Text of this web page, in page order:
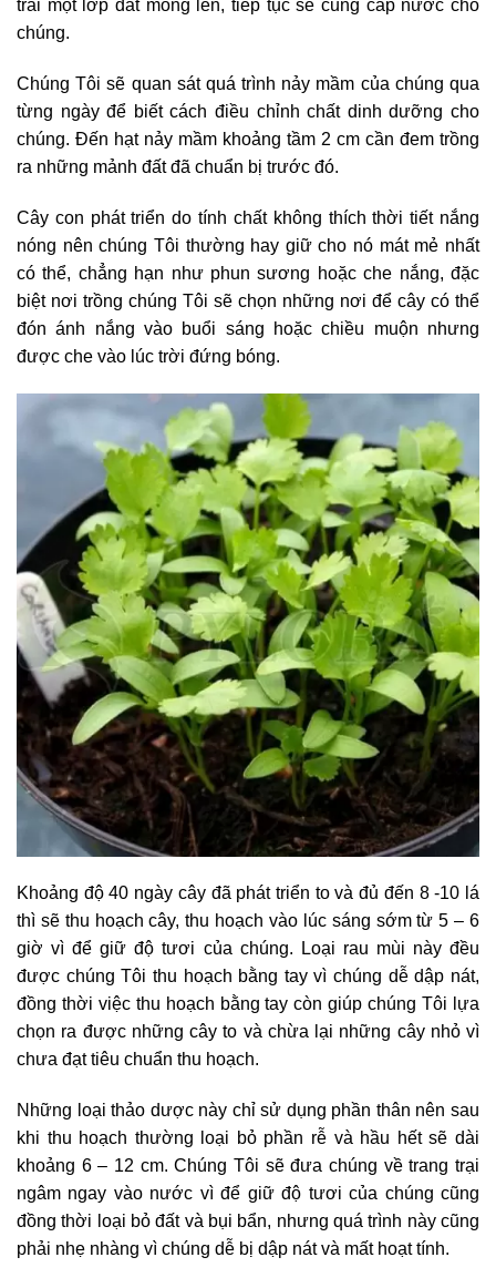
trải một lớp đất mỏng lên, tiếp tục sẽ cung cấp nước cho
chúng.
Chúng Tôi sẽ quan sát quá trình nảy mầm của chúng qua
từng ngày để biết cách điều chỉnh chất dinh dưỡng cho
chúng. Đến hạt nảy mầm khoảng tầm 2 cm cần đem trồng
ra những mảnh đất đã chuẩn bị trước đó.
Cây con phát triển do tính chất không thích thời tiết nắng
nóng nên chúng Tôi thường hay giữ cho nó mát mẻ nhất
có thể, chẳng hạn như phun sương hoặc che nắng, đặc
biệt nơi trồng chúng Tôi sẽ chọn những nơi để cây có thể
đón ánh nắng vào buổi sáng hoặc chiều muộn nhưng
được che vào lúc trời đứng bóng.
Khoảng độ 40 ngày cây đã phát triển to và đủ đến 8 -10 lá
thì sẽ thu hoạch cây, thu hoạch vào lúc sáng sớm từ 5 – 6
giờ vì để giữ độ tươi của chúng. Loại rau mùi này đều
được chúng Tôi thu hoạch bằng tay vì chúng dễ dập nát,
đồng thời việc thu hoạch bằng tay còn giúp chúng Tôi lựa
chọn ra được những cây to và chừa lại những cây nhỏ vì
chưa đạt tiêu chuẩn thu hoạch.
Những loại thảo dược này chỉ sử dụng phần thân nên sau
khi thu hoạch thường loại bỏ phần rễ và hầu hết sẽ dài
khoảng 6 – 12 cm. Chúng Tôi sẽ đưa chúng về trang trại
ngâm ngay vào nước vì để giữ độ tươi của chúng cũng
đồng thời loại bỏ đất và bụi bẩn, nhưng quá trình này cũng
phải nhẹ nhàng vì chúng dễ bị dập nát và mất hoạt tính.